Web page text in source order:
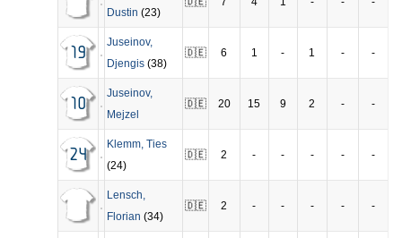
Dustin (23)
19
Juseinov,
Djengis (38)
🇩🇪 6 1 - 1 - -
10
Juseinov,
Mejzel
🇩🇪 20 15 9 2 - -
24
Klemm, Ties
(24)
🇩🇪 2 - - - - -
Lensch,
Florian (34)
🇩🇪 2 - - - - -